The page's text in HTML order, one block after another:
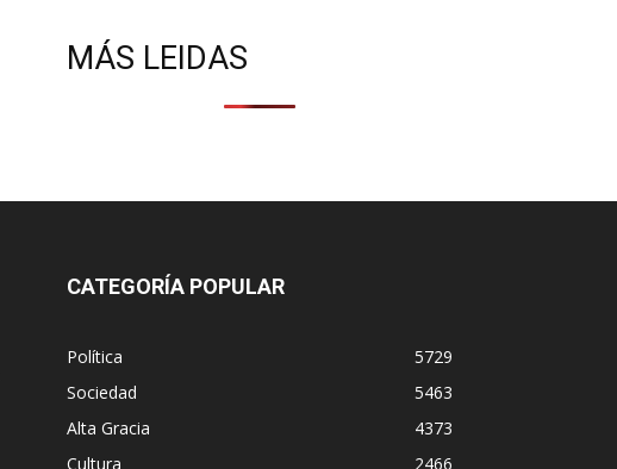
MÁS LEIDAS
CATEGORÍA POPULAR
Política
5729
Sociedad
5463
Alta Gracia
4373
Cultura
2466